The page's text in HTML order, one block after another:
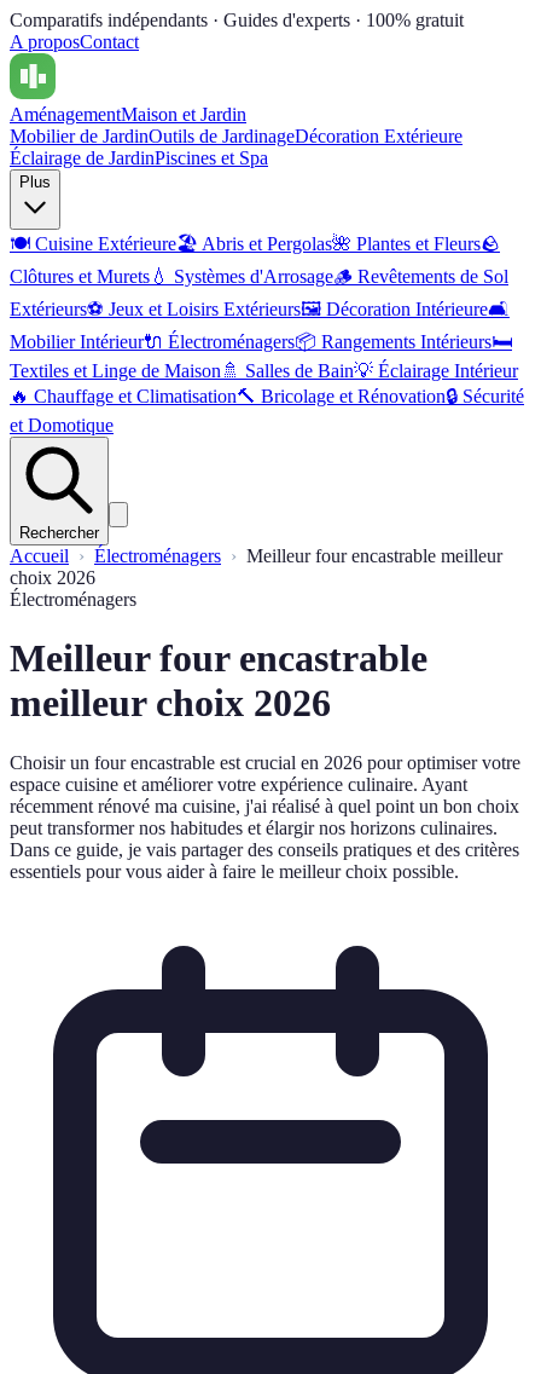
Comparatifs indépendants · Guides d'experts · 100% gratuit
A proposContact
AménagementMaison et Jardin
Mobilier de JardinOutils de JardinageDécoration Extérieure
Éclairage de JardinPiscines et Spa
Plus
🍽️ Cuisine Extérieure🏖️ Abris et Pergolas🌺 Plantes et Fleurs🪨
Clôtures et Murets 💧 Systèmes d'Arrosage🪵 Revêtements de Sol
Extérieurs⚽ Jeux et Loisirs Extérieurs🖼️ Décoration Intérieure🛋️
Mobilier Intérieur🔌 Électroménagers📦 Rangements Intérieurs🛏️
Textiles et Linge de Maison 🚿 Salles de Bain💡 Éclairage Intérieur
🔥 Chauffage et Climatisation🔨 Bricolage et Rénovation🔒 Sécurité
et Domotique
Rechercher
Accueil Électroménagers
Meilleur four encastrable meilleur
choix 2026
Électroménagers
Meilleur four encastrable
meilleur choix 2026
Choisir un four encastrable est crucial en 2026 pour optimiser votre
espace cuisine et améliorer votre expérience culinaire. Ayant
récemment rénové ma cuisine, j'ai réalisé à quel point un bon choix
peut transformer nos habitudes et élargir nos horizons culinaires.
Dans ce guide, je vais partager des conseils pratiques et des critères
essentiels pour vous aider à faire le meilleur choix possible.